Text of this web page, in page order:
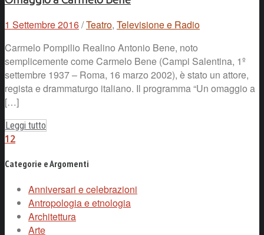
1 Settembre 2016/Teatro, Televisione e Radio
Carmelo Pompilio Realino Antonio Bene, noto
semplicemente come Carmelo Bene (Campi Salentina, 1º
settembre 1937 – Roma, 16 marzo 2002), è stato un attore,
regista e drammaturgo italiano. Il programma “Un omaggio a
[…]
Leggi tutto
12
Categorie e Argomenti
Anniversari e celebrazioni
Antropologia e etnologia
Architettura
Arte